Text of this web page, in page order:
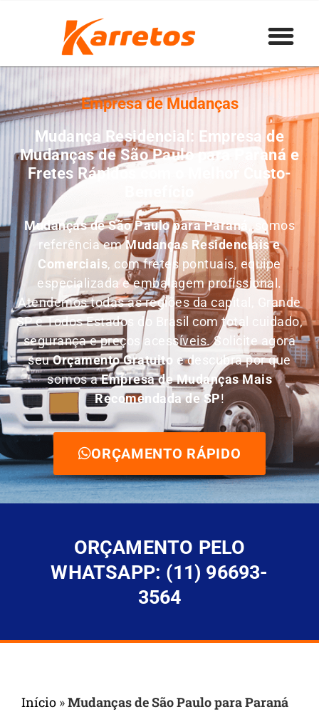
Empresa de Mudanças
Mudança Residencial: Empresa de
Mudanças de São Paulo para Paraná e
Fretes Rápidos com o Melhor Custo-
Mudanças de São Paulo para Paraná
, somos
referência emMudanças Residenciais e
Comerciais, com fretes pontuais, equipe
especializada e embalagem profissional.
Atendemos todas as regiões da capital, Grande
SP e Todos Estados do Brasil com total cuidado,
segurança e preços acessíveis. Solicite agora
seuOrçamento Gratuito
e descubra por que
somos aEmpresa de Mudanças Mais
Recomendada de SP!
ORÇAMENTO RÁPIDO
ORÇAMENTO PELO
WHATSAPP: (11) 96693-
3564
Início »Mudanças de São Paulo para Paraná